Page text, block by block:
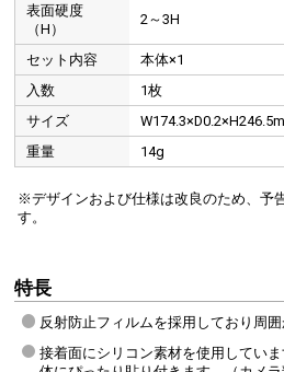
表面硬度
（H）
2～3H
セット内容
本体×1
入数
1枚
サイズ
重量
14g
※デザインおよび仕様は改良のため、予
す。
特長
反射防止フィルムを採用しており周囲
接着面にシリコン素材を使用してい